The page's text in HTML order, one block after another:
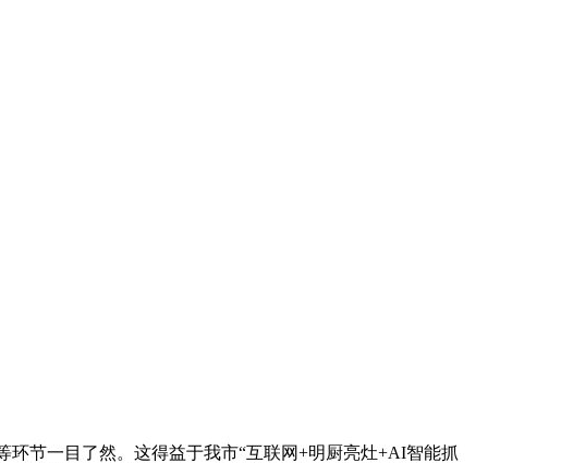
节一目了然。这得益于我市“互联网+明厨亮灶+AI智能抓